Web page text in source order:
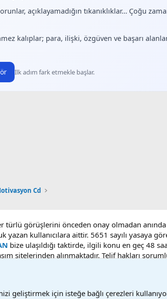
açıklayamadığın tıkanıklıklar… Çoğu
kalıplar; para, ilişki, özgüven ve başarı
İlk adım fark etmekle başlar.
Cd
görüşlerini önceden onay olmadan
kullanıcılara aittir. 5651 sayılı yasaya
bize ulaşıldığı taktirde, ilgili konu en geç 48
sitelerinden alınmaktadır. Telif hakları
geliştirmek için isteğe bağlı çerezleri